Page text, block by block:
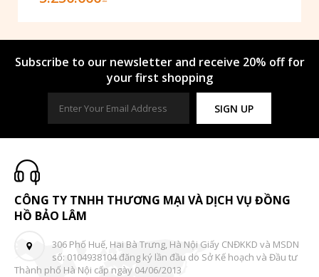
Subscribe to our newsletter and receive 20% off for
your first shopping
SIGN UP
CÔNG TY TNHH THƯƠNG MẠI VÀ DỊCH VỤ ĐỒNG
HỒ BẢO LÂM
306 Phố Huế, Hai Bà Trưng, Hà Nội Giấy CNĐKKD và MSDN
số: 0104938104 đăng ký lần đầu do Sở Kế hoạch và Đầu tư
Thành phố Hà Nội cấp ngày 04/06/2013